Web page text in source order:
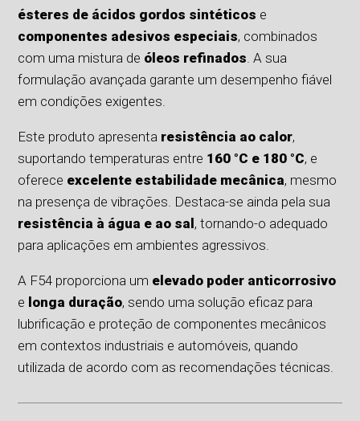
ésteres de ácidos gordos sintéticos e
componentes adesivos especiais, combinados
com uma mistura de óleos refinados . A sua
formulação avançada garante um desempenho fiável
em condições exigentes.
Este produto apresenta resistência ao calor,
suportando temperaturas entre 160 °C e 180 °C, e
oferece excelente estabilidade mecânica, mesmo
na presença de vibrações. Destaca-se ainda pela sua
resistência à água e ao sal, tornando-o adequado
para aplicações em ambientes agressivos.
A F54 proporciona um elevado poder anticorrosivo
e longa duração, sendo uma solução eficaz para
lubrificação e proteção de componentes mecânicos
em contextos industriais e automóveis, quando
utilizada de acordo com as recomendações técnicas.